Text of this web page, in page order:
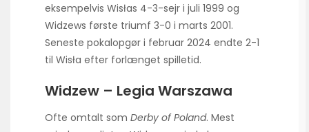
eksempelvis Wisłas 4-3-sejr i juli 1999 og
Widzews første triumf 3-0 i marts 2001.
Seneste pokalopgør i februar 2024 endte 2-1
til Wisła efter forlænget spilletid.
Widzew – Legia Warszawa
Ofte omtalt som Derby of Poland. Mest